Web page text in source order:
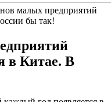
малых предприятий
бы так!
в Китае. В